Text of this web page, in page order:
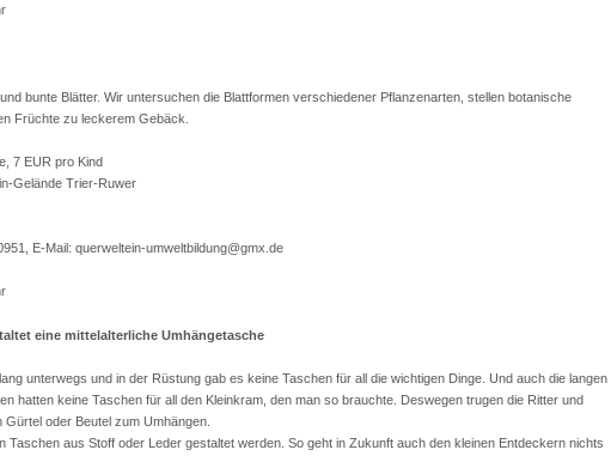
bunte Blätter. Wir untersuchen die Blattformen verschiedener Pflanzenarten, stellen botanische
Früchte zu leckerem Gebäck.
7 EUR pro Kind
Gelände Trier-Ruwer
E-Mail: querweltein-umweltbildung@gmx.de
eine mittelalterliche Umhängetasche
unterwegs und in der Rüstung gab es keine Taschen für all die wichtigen Dinge. Und auch die langen
hatten keine Taschen für all den Kleinkram, den man so brauchte. Deswegen trugen die Ritter und
oder Beutel zum Umhängen.
Taschen aus Stoff oder Leder gestaltet werden. So geht in Zukunft auch den kleinen Entdeckern nichts